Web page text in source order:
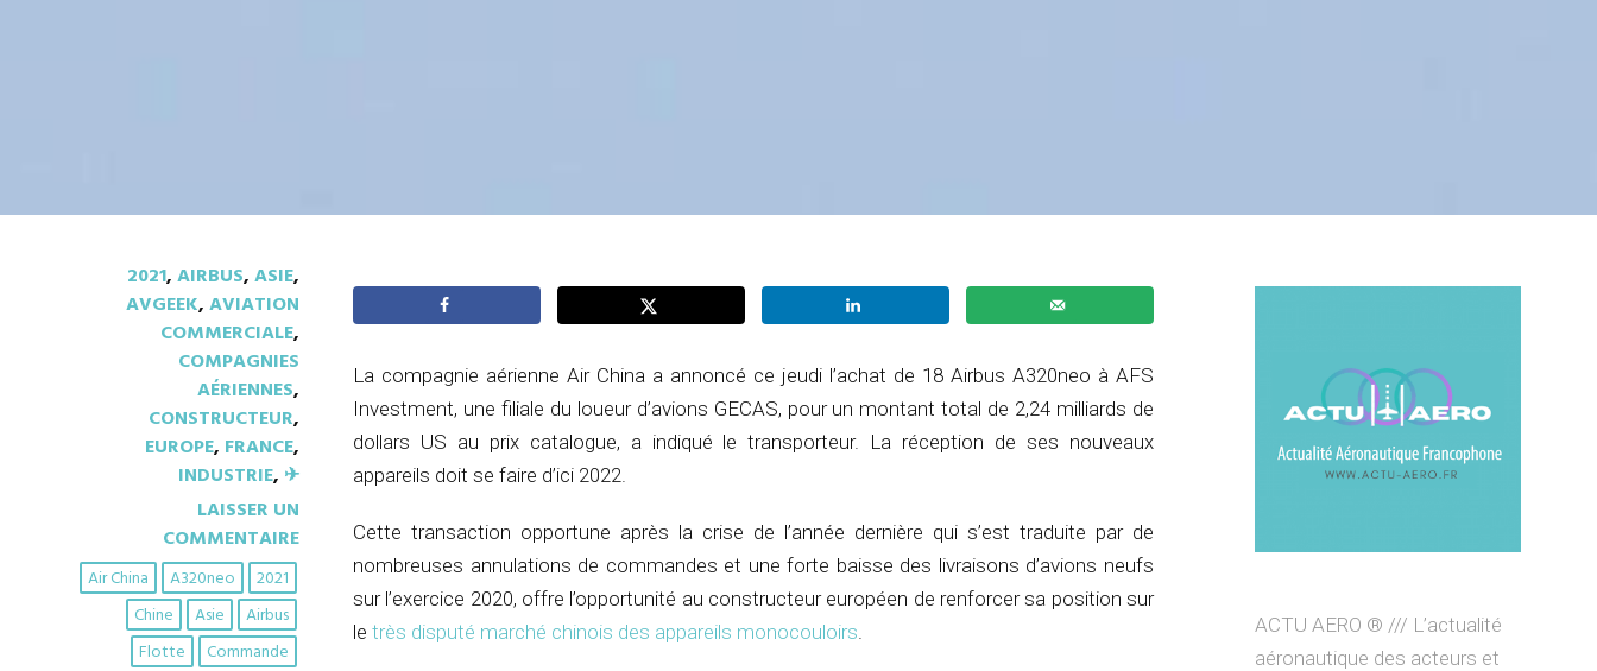
2021,AIRBUS,ASIE,
AVGEEK,AVIATION
COMMERCIALE,
COMPAGNIES
AÉRIENNES,
CONSTRUCTEUR,
EUROPE, FRANCE,
INDUSTRIE, ✈︎
LAISSER UN
COMMENTAIRE
2021
A320neo
Air China
Airbus
Asie
Chine
Commande
Flotte
La compagnie aérienne Air China a annoncé ce jeudi l’achat de 18 Airbus A320neo à AFS
Investment, une filiale du loueur d’avions GECAS, pour un montant total de 2,24 milliards de
dollars US au prix catalogue, a indiqué le transporteur. La réception de ses nouveaux
appareils doit se faire d’ici 2022.
Cette transaction opportune après la crise de l’année dernière qui s’est traduite par de
nombreuses annulations de commandes et une forte baisse des livraisons d’avions neufs
sur l’exercice 2020, offre l’opportunité au constructeur européen de renforcer sa position sur
le très disputé marché chinois des appareils monocouloirs.
ACTU AERO ® /// L’actualité
aéronautique des acteurs et